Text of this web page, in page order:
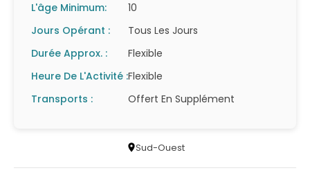
L'âge Minimum:
10
Jours Opérant :
Tous Les Jours
Durée Approx. :
Flexible
Heure De L'Activité :Flexible
Transports :
Offert En Supplément
Sud-Ouest